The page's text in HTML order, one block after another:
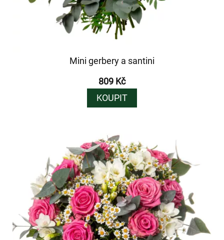
Mini gerbery a santini
809 Kč
KOUPIT